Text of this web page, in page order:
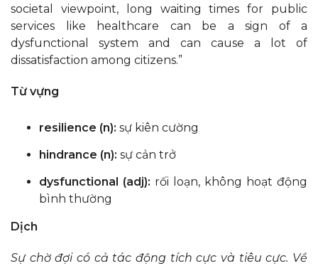
societal viewpoint, long waiting times for public
services like healthcare can be a sign of a
dysfunctional system and can cause a lot of
dissatisfaction among citizens.”
Từ vựng
resilience (n): sự kiên cường
hindrance (n): sự cản trở
dysfunctional (adj): rối loạn, không hoạt động
bình thường
Dịch
Sự chờ đợi có cả tác động tích cực và tiêu cực. Về